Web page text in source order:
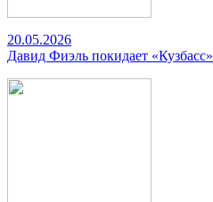
20.05.2026
Давид Фиэль покидает «Кузбасс»